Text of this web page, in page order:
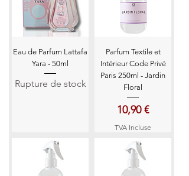
Eau de Parfum Lattafa
Yara - 50ml
Rupture de stock
Parfum Textile et
Intérieur Code Privé
Paris 250ml - Jardin
Floral
Prix
10,90 €
TVA Incluse